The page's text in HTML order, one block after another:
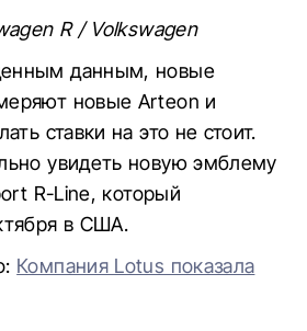
R / Volkswagen
данным, новые
новые Arteon и
ставки на это не стоит.
увидеть новую эмблему
R-Line, который
в США.
Компания Lotus показала